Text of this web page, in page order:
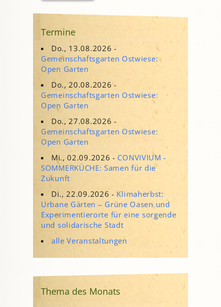
Termine
Do., 13.08.2026 -
Gemeinschaftsgarten Ostwiese:
Open Garten
Do., 20.08.2026 -
Gemeinschaftsgarten Ostwiese:
Open Garten
Do., 27.08.2026 -
Gemeinschaftsgarten Ostwiese:
Open Garten
Mi., 02.09.2026 - CONVIVIUM -
SOMMERKÜCHE: Samen für die
Zukunft
Di., 22.09.2026 - Klimaherbst:
Urbane Gärten – Grüne Oasen und
Experimentierorte für eine sorgende
und solidarische Stadt
alle Veranstaltungen
Thema des Monats